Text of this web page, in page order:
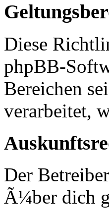
Diese
phpBB-
Bereichen
verarbeitet,
Der
Ã¼ber dich